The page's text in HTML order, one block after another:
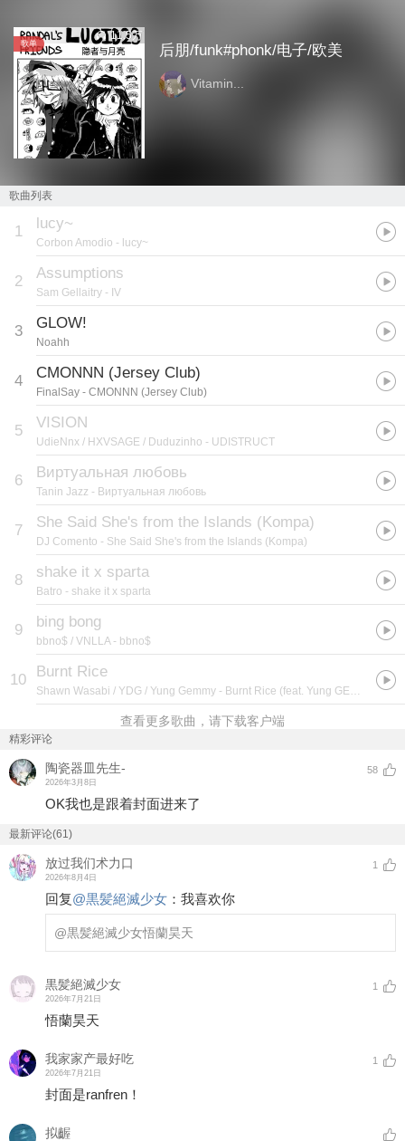
歌单
11.5万
后朋/funk#phonk/电子/欧美
Vitamin...
歌曲列表
1 lucy~
Corbon Amodio - lucy~
2 Assumptions
Sam Gellaitry - IV
3 GLOW!
Noahh
4 CMONNN (Jersey Club)
FinalSay - CMONNN (Jersey Club)
5 VISION
UdieNnx / HXVSAGE / Duduzinho - UDISTRUCT
6 Виртуальная любовь
Tanin Jazz - Виртуальная любовь
7 She Said She's from the Islands (Kompa)
DJ Comento - She Said She's from the Islands (Kompa)
8 shake it x sparta
Batro - shake it x sparta
9 bing bong
bbno$ / VNLLA- bbno$
10 Burnt Rice
Shawn Wasabi / YDG / Yung Gemmy - Burnt Rice (feat. Yung GEMMY)
查看更多歌曲，请下载客户端
精彩评论
陶瓷器皿先生-
2026年3月8日
58
OK我也是跟着封面进来了
最新评论(61)
放过我们术力口
2026年8月4日
1
回复@黒髪絕滅少女 ： 我喜欢你
@黒髪絕滅少女悟蘭昊天
黒髪絕滅少女
2026年7月21日
1
悟蘭昊天
我家家产最好吃
2026年7月21日
1
封面是ranfren！
拟齷